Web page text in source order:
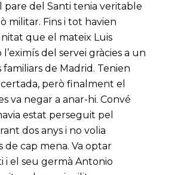
pare del Santi tenia veritable
militar. Fins i tot havien
que el mateix Luis
del servei gràcies a un
familiars de Madrid. Tenien
però finalment el
va negar a anar-hi. Convé
estat perseguit pel
dos anys i no volia
de cap mena. Va optar
i el seu germà Antonio